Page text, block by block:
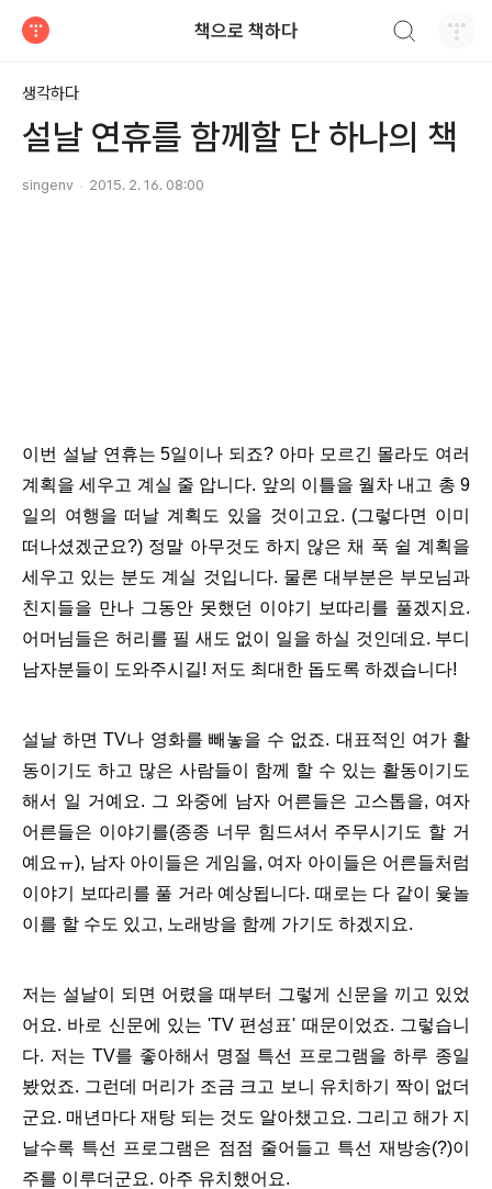
책으로 책하다
생각하다
설날 연휴를 함께할 단 하나의 책
singenv 2015. 2. 16. 08:00
이번 설날 연휴는 5일이나 되죠? 아마 모르긴 몰라도 여러
계획을 세우고 계실 줄 압니다. 앞의 이틀을 월차 내고 총 9
일의 여행을 떠날 계획도 있을 것이고요. (그렇다면 이미
떠나셨겠군요?) 정말 아무것도 하지 않은 채 푹 쉴 계획을
세우고 있는 분도 계실 것입니다. 물론 대부분은 부모님과
친지들을 만나 그동안 못했던 이야기 보따리를 풀겠지요.
어머님들은 허리를 필 새도 없이 일을 하실 것인데요. 부디
남자분들이 도와주시길! 저도 최대한 돕도록 하겠습니다!
설날 하면 TV나 영화를 빼놓을 수 없죠. 대표적인 여가 활
동이기도 하고 많은 사람들이 함께 할 수 있는 활동이기도
해서 일 거예요. 그 와중에 남자 어른들은 고스톱을, 여자
어른들은 이야기를(종종 너무 힘드셔서 주무시기도 할 거
예요ㅠ), 남자 아이들은 게임을, 여자 아이들은 어른들처럼
이야기 보따리를 풀 거라 예상됩니다. 때로는 다 같이 윷놀
이를 할 수도 있고, 노래방을 함께 가기도 하겠지요.
저는 설날이 되면 어렸을 때부터 그렇게 신문을 끼고 있었
어요. 바로 신문에 있는 'TV 편성표' 때문이었죠. 그렇습니
다. 저는 TV를 좋아해서 명절 특선 프로그램을 하루 종일
봤었죠. 그런데 머리가 조금 크고 보니 유치하기 짝이 없더
군요. 매년마다 재탕 되는 것도 알아챘고요. 그리고 해가 지
날수록 특선 프로그램은 점점 줄어들고 특선 재방송(?)이
주를 이루더군요. 아주 유치했어요.